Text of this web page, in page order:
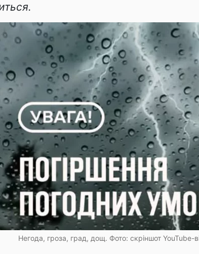
Негода, гроза, град, дощ. Фото: скріншот YouTube-